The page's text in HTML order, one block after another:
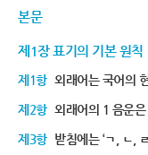
본문
제1장 표기의 기본 원칙
제1항 외래어는 국어의
제2항 외래어의 1 음운
제3항 받침에는 ‘ㄱ, ㄴ,